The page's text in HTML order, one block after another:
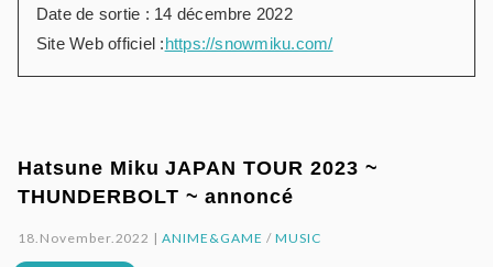
Date de sortie : 14 décembre 2022
Site Web officiel : https://snowmiku.com/
Hatsune Miku JAPAN TOUR 2023 ~
THUNDERBOLT ~ annoncé
18.November.2022 |ANIME&GAME / MUSIC